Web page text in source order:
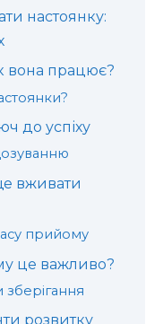
настоянку:
вона працює?
до успіху
вживати
прийому
це важливо?
розвитку